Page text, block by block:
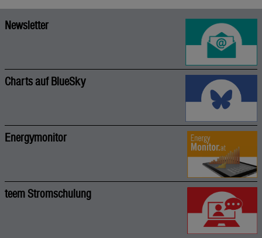
Newsletter
Charts auf BlueSky
Energymonitor
teem Stromschulung